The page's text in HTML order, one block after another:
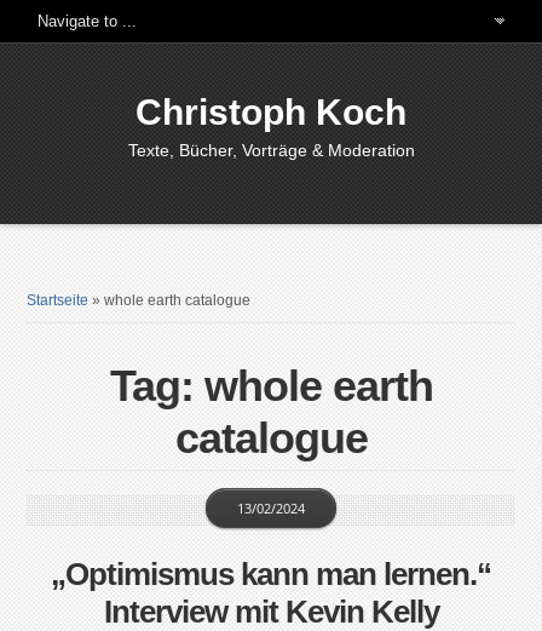
Christoph Koch
Texte, Bücher, Vorträge & Moderation
Startseite »whole earth catalogue
Tag: whole earth
catalogue
„Optimismus kann man lernen.“
Interview mit Kevin Kelly
13/02/2024